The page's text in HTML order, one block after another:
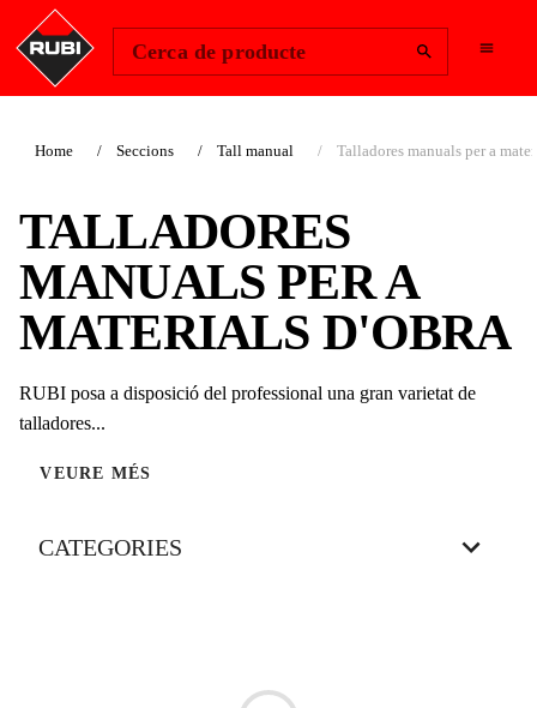
Cerca de producte
Home Seccions Tall manual Talladores manuals per a
TALLADORES
MANUALS PER A
MATERIALS D'OBRA
RUBI posa a disposició del professional una gran varietat de
talladores...
VEURE MÉS
CATEGORIES